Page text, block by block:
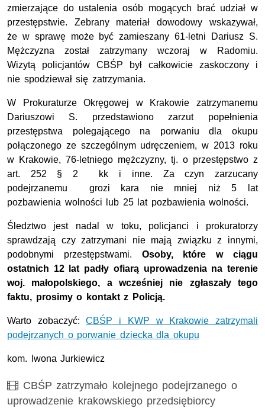
zmierzające do ustalenia osób mogących brać udział w
przestępstwie. Zebrany materiał dowodowy wskazywał,
że w sprawę może być zamieszany 61-letni Dariusz S.
Mężczyzna został zatrzymany wczoraj w Radomiu.
Wizytą policjantów CBŚP był całkowicie zaskoczony i
nie spodziewał się zatrzymania.
W Prokuraturze Okręgowej w Krakowie zatrzymanemu
Dariuszowi S. przedstawiono zarzut popełnienia
przestępstwa polegającego na porwaniu dla okupu
połączonego ze szczególnym udręczeniem, w 2013 roku
w Krakowie, 76-letniego mężczyzny, tj. o przestępstwo z
art. 252 § 2 kk i inne. Za czyn zarzucany
podejrzanemu grozi kara nie mniej niż 5 lat
pozbawienia wolności lub 25 lat pozbawienia wolności.
Śledztwo jest nadal w toku, policjanci i prokuratorzy
sprawdzają czy zatrzymani nie mają związku z innymi,
podobnymi przestępstwami. Osoby, które w ciągu
ostatnich 12 lat padły ofiarą uprowadzenia na terenie
woj. małopolskiego, a wcześniej nie zgłaszały tego
faktu, prosimy o kontakt z Policją.
Warto zobaczyć:CBŚP i KWP w Krakowie zatrzymali
podejrzanych o porwanie dziecka dla okupu
kom. Iwona Jurkiewicz
Film
CBŚP zatrzymało kolejnego podejrzanego o
uprowadzenie krakowskiego przedsiębiorcy